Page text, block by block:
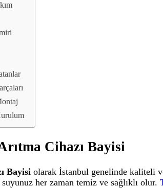
Cihazı Bayisi
Bayisi olarak İstanbul genelinde kaliteli
her zaman temiz ve sağlıklı olur.